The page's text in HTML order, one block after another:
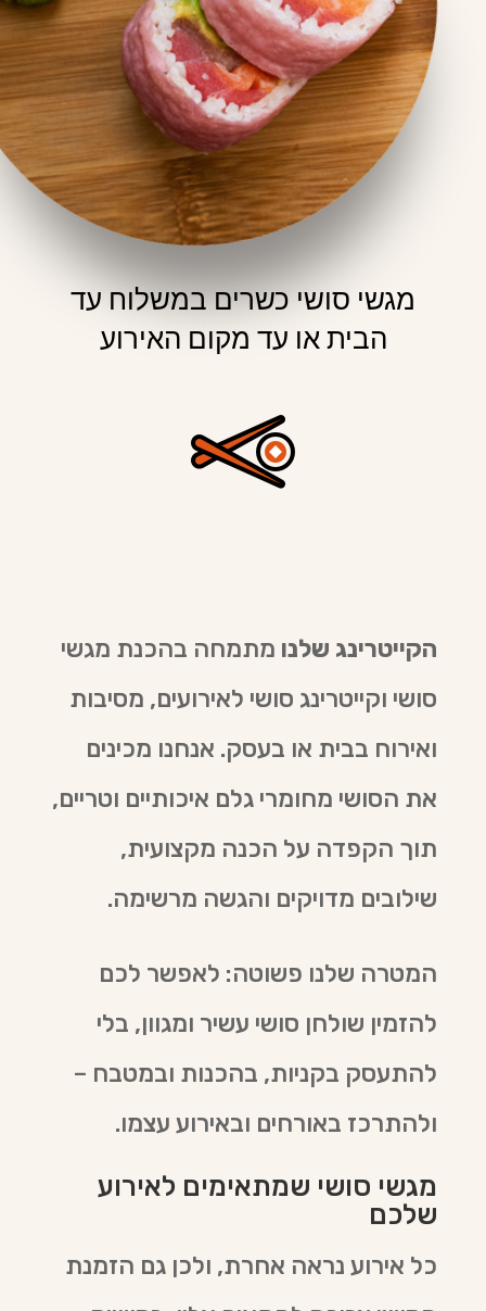
מגשי סושי כשרים במשלוח עד
הבית או עד מקום האירוע
הקייטרינג שלנו מתמחה בהכנת מגשי
סושי וקייטרינג סושי לאירועים, מסיבות
ואירוח בבית או בעסק. אנחנו מכינים
את הסושי מחומרי גלם איכותיים וטריים,
תוך הקפדה על הכנה מקצועית,
שילובים מדויקים והגשה מרשימה.
המטרה שלנו פשוטה: לאפשר לכם
להזמין שולחן סושי עשיר ומגוון, בלי
להתעסק בקניות, בהכנות ובמטבח –
ולהתרכז באורחים ובאירוע עצמו.
מגשי סושי שמתאימים לאירוע
שלכם
כל אירוע נראה אחרת, ולכן גם הזמנת